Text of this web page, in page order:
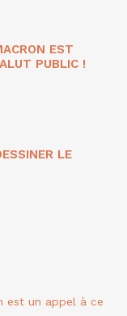
EST
PUBLIC !
LE
est un appel à ce